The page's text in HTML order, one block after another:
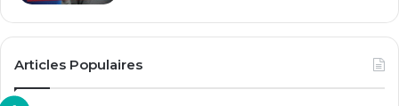
Articles Populaires